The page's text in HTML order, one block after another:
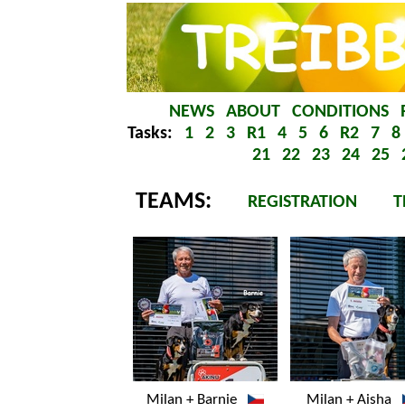
TEAMS: REGISTRATION
Milan + Barnie Milan + Aisha